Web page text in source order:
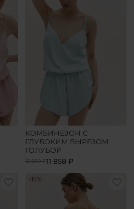
КОМБИНЕЗОН С
ГЛУБОКИМ ВЫРЕЗОМ
ГОЛУБОЙ
13 950 ₽11 858 ₽
-15%